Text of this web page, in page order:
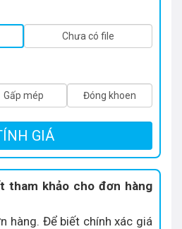
Chưa có file
Gấp mép Đóng khoen
GIÁ
tham khảo cho đơn hàng
hàng. Để biết chính xác giá